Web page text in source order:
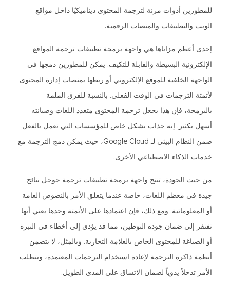
للمطورين أدوات مرنة لترجمة المحتوى ديناميكيًا داخل مواقع
الويب والتطبيقات والمنصات الرقمية.
إحدى أعظم مزاياها هي واجهة برمجة تطبيقات ترجمة المواقع
الإلكترونية البسيطة والقابلة للتكيف. يمكن للمطورين دمجها في
الواجهة الخلفية للموقع الإلكتروني أو ربطها بمنصات إدارة المحتوى
لأتمتة الترجمات في الوقت الفعلي. بالنسبة للفرق الملمة
بالبرمجة، فإن هذا يجعل ترجمة المحتوى متعدد اللغات وصيانته
أسهل بكثير. إنه جذاب بشكل خاص للمؤسسات التي تعمل بالفعل
ضمن النظام البيئي لـ Google Cloud، حيث يمكن دمج الترجمة مع
خدمات الذكاء الاصطناعي الأخرى.
من حيث الجودة، تنتج واجهة برمجة تطبيقات ترجمة جوجل نتائج
جيدة في معظم اللغات، خاصة عندما يتعلق الأمر بالنصوص العامة
أو المعلوماتية. ومع ذلك، فإن اعتمادها على الأتمتة وحدها يعني أنها
تفتقر إلى ضمان جودة التوطين، مما قد يؤدي إلى أخطاء في النبرة
أو الصياغة للمحتوى الخاص بالعلامة التجارية. وبالمثل، لا يتضمن
أنظمة ذاكرة الترجمة لإعادة استخدام الترجمات المعتمدة، ويتطلب
الأمر تدخلاً يدوياً لضمان الاتساق على المدى الطويل.